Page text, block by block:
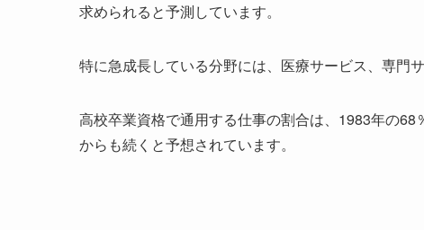
求められると予測しています。
特に急成長している分野には、医療サービス、専門
高校卒業資格で通用する仕事の割合は、1983年の
からも続くと予想されています。